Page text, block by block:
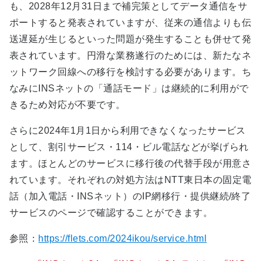
も、2028年12月31日まで補完策としてデータ通信をサ
ポートすると発表されていますが、従来の通信よりも伝
送遅延が生じるといった問題が発生することも併せて発
表されています。円滑な業務遂行のためには、新たなネ
ットワーク回線への移行を検討する必要があります。ち
なみにINSネットの「通話モード」は継続的に利用がで
きるため対応が不要です。
さらに2024年1月1日から利用できなくなったサービス
として、割引サービス・114・ビル電話などが挙げられ
ます。ほとんどのサービスに移行後の代替手段が用意さ
れています。それぞれの対処方法はNTT東日本の固定電
話（加入電話・INSネット）のIP網移行・提供継続/終了
サービスのページで確認することができます。
参照： https://flets.com/2024ikou/service.html